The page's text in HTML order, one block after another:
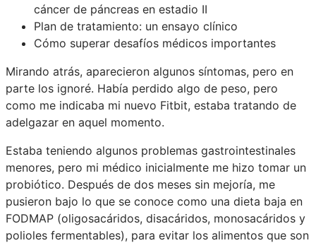
cáncer de páncreas en estadio II
Plan de tratamiento: un ensayo clínico
Cómo superar desafíos médicos importantes
Mirando atrás, aparecieron algunos síntomas, pero en
parte los ignoré. Había perdido algo de peso, pero
como me indicaba mi nuevo Fitbit, estaba tratando de
adelgazar en aquel momento.
Estaba teniendo algunos problemas gastrointestinales
menores, pero mi médico inicialmente me hizo tomar un
probiótico. Después de dos meses sin mejoría, me
pusieron bajo lo que se conoce como una dieta baja en
FODMAP (oligosacáridos, disacáridos, monosacáridos y
polioles fermentables), para evitar los alimentos que son